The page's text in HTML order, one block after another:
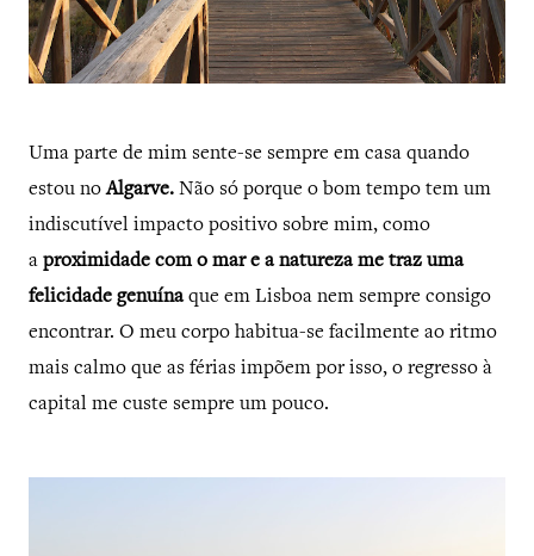
Uma parte de mim sente-se sempre em casa quando
estou noAlgarve. Não só porque o bom tempo tem um
indiscutível impacto positivo sobre mim, como
a proximidade com o mar e a natureza me traz uma
felicidade genuínaque em Lisboa nem sempre consigo
encontrar. O meu corpo habitua-se facilmente ao ritmo
mais calmo que as férias impõem por isso, o regresso à
capital me custe sempre um pouco.